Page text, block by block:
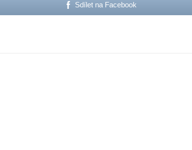
Sdílet na Facebook